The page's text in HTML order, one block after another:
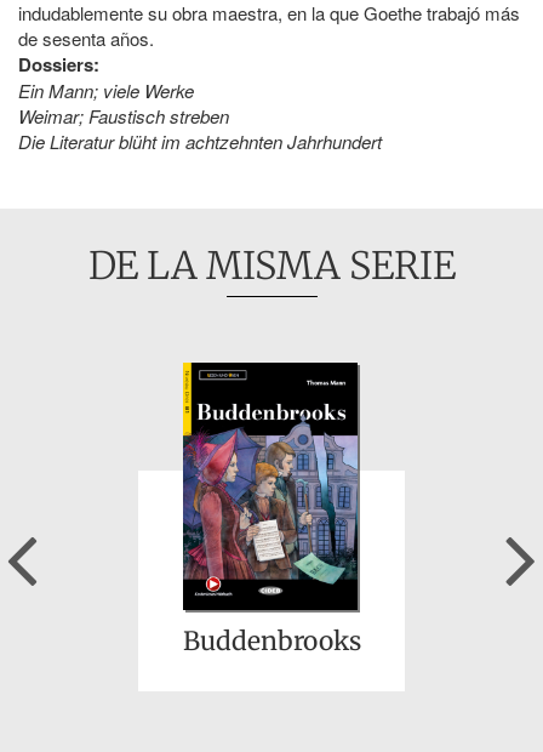
indudablemente su obra maestra, en la que Goethe trabajó más
de sesenta años.
Dossiers:
Ein Mann; viele Werke
Weimar; Faustisch streben
Die Literatur blüht im achtzehnten Jahrhundert
DE LA MISMA SERIE
Buddenbrooks
Previous